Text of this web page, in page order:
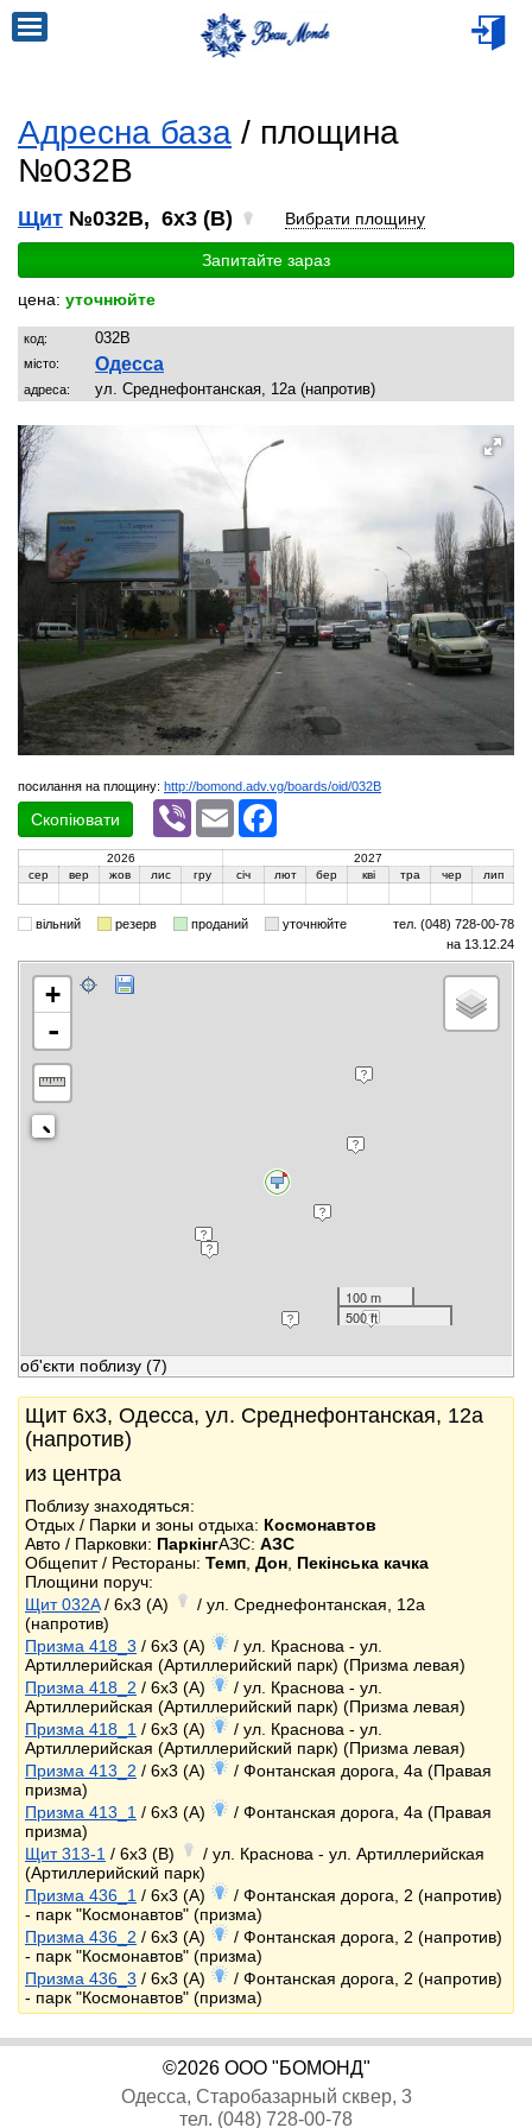
Адресна база / площина
№032B
Щит №032B, 6x3 (B) Вибрати площину
Запитайте зараз
цена: уточнюйте
код: 032B
місто: Одесса
адреса: ул. Среднефонтанская, 12а (напротив)
посилання на площину: http://bomond.adv.vg/boards/oid/032B
Скопіювати
Viber Email
2026
2027
сер
вер жов лис гру січ лют бер кві тра чер лип
вільний резерв проданий уточнюйте
тел. (048) 728-00-78
на 13.12.24
+
-
100 m
500 ft
об'єкти поблизу (7)
Щит 6x3, Одесса, ул. Среднефонтанская, 12а
(напротив)
из центра
Поблизу знаходяться:
Отдых / Парки и зоны отдыха: Космонавтов
Авто / Парковки: ПаркінгАЗС: АЗС
Общепит / Рестораны: Темп Дон Пекінська качка
Площини поруч:
Щит 032A/ 6x3 (A)
/ ул. Среднефонтанская, 12а
(напротив)
Призма 418_3 / 6x3 (A)
/ ул. Краснова - ул.
Артиллерийская (Артиллерийский парк) (Призма левая)
Призма 418_2 / 6x3 (A)
/ ул. Краснова - ул.
Артиллерийская (Артиллерийский парк) (Призма левая)
Призма 418_1 / 6x3 (A)
/ ул. Краснова - ул.
Артиллерийская (Артиллерийский парк) (Призма левая)
Призма 413_2 / 6x3 (A)
/ Фонтанская дорога, 4а (Правая
призма)
Призма 413_1 / 6x3 (A)
/ Фонтанская дорога, 4а (Правая
призма)
Щит 313-1 / 6x3 (B)
/ ул. Краснова - ул. Артиллерийская
(Артиллерийский парк)
Призма 436_1 / 6x3 (A)
/ Фонтанская дорога, 2 (напротив)
- парк "Космонавтов" (призма)
Призма 436_2 / 6x3 (A)
/ Фонтанская дорога, 2 (напротив)
- парк "Космонавтов" (призма)
Призма 436_3 / 6x3 (A)
/ Фонтанская дорога, 2 (напротив)
- парк "Космонавтов" (призма)
©2026 ООО "БОМОНД"
Одесса, Старобазарный сквер, 3
тел. (048) 728-00-78